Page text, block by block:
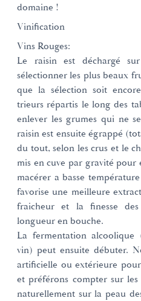
domaine !
Vinification
Vins Rouges:
Le raisin est déchargé
sélectionner les plus beaux
que la sélection soit
trieurs répartis le long des
enlever les grumes qui ne
raisin est ensuite égrappé
du tout, selon les crus et le
mis en cuve par gravité pour
macérer a basse
favorise une meilleure
fraicheur et la finesse
longueur en bouche.
La fermentation
vin) peut ensuite débuter.
artificielle ou extérieure
et préférons compter sur
naturellement sur la peau